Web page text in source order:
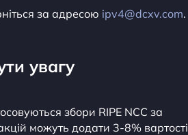
за адресою ipv4@dcxv.com.
увагу
збори RIPE NCC за
можуть додати 3-8% вартості